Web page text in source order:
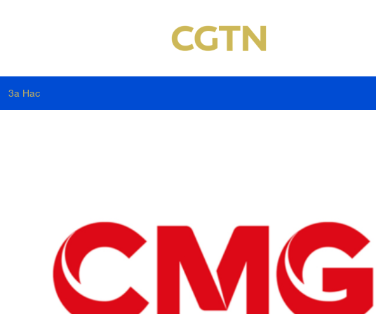
3a Hac